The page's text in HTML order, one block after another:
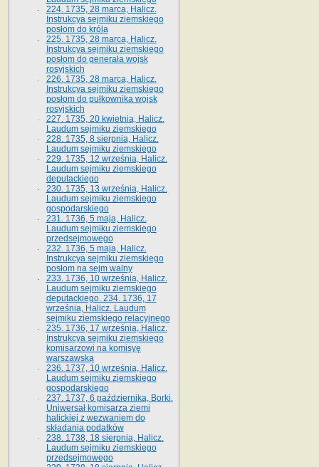
224. 1735, 28 marca, Halicz.
Instrukcya sejmiku ziemskiego
posłom do króla
225. 1735, 28 marca, Halicz.
Instrukcya sejmiku ziemskiego
posłom do generała wojsk
rosyjskich
226. 1735, 28 marca, Halicz.
Instrukcya sejmiku ziemskiego
posłom do pułkownika wojsk
rosyjskich
227. 1735, 20 kwietnia, Halicz.
Laudum sejmiku ziemskiego
228. 1735, 8 sierpnia, Halicz.
Laudum sejmiku ziemskiego
229. 1735, 12 września, Halicz.
Laudum sejmiku ziemskiego
deputackiego
230. 1735, 13 września, Halicz.
Laudum sejmiku ziemskiego
gospodarskiego
231. 1736, 5 maja, Halicz.
Laudum sejmiku ziemskiego
przedsejmowego
232. 1736, 5 maja, Halicz.
Instrukcya sejmiku ziemskiego
posłom na sejm walny
233. 1736, 10 września, Halicz.
Laudum sejmiku ziemskiego
deputackiego. 234. 1736, 17
września, Halicz. Laudum
sejmiku ziemskiego relacyjnego
235. 1736, 17 września, Halicz.
Instrukcya sejmiku ziemskiego
komisarzowi na komisyę
warszawską
236. 1737, 10 września, Halicz.
Laudum sejmiku ziemskiego
gospodarskiego
237. 1737, 6 października, Borki.
Uniwersał komisarza ziemi
halickiej z wezwaniem do
składania podatków
238. 1738, 18 sierpnia, Halicz.
Laudum sejmiku ziemskiego
przedsejmowego